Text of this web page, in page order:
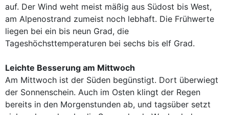
auf. Der Wind weht meist mäßig aus Südost bis West,
am Alpenostrand zumeist noch lebhaft. Die Frühwerte
liegen bei ein bis neun Grad, die
Tageshöchsttemperaturen bei sechs bis elf Grad.
Leichte Besserung am Mittwoch
Am Mittwoch ist der Süden begünstigt. Dort überwiegt
der Sonnenschein. Auch im Osten klingt der Regen
bereits in den Morgenstunden ab, und tagsüber setzt